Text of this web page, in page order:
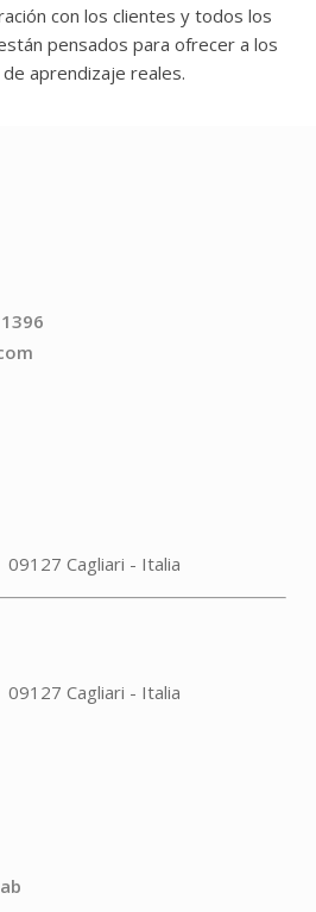
con los clientes y todos los
pensados para ofrecer a los
aprendizaje reales.
09127 Cagliari - Italia
09127 Cagliari - Italia